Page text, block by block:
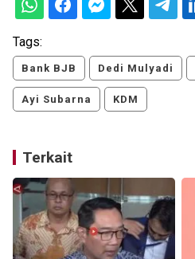
Tags:
Bank BJB Dedi Mulyadi
Ayi Subarna KDM
Terkait